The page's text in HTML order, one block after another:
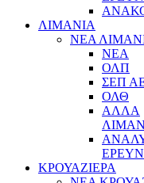
ΛΙΜΑΝΙΑ
ΝΕΑ
ΝΕΑ
ΟΛΠ
ΣΕΠ
ΟΛΘ
ΑΛΛΑ
ΚΡΟΥΑΖΙΕΡΑ